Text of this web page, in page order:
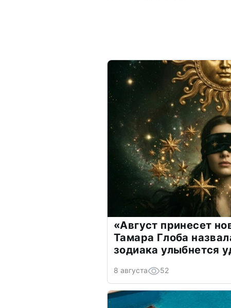
«Август принесет
Тамара Глоба
зодиака улыбнется
8 августа 52